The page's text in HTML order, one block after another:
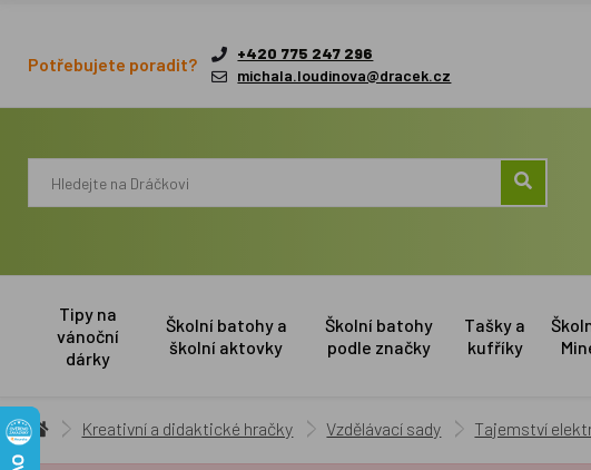
Potřebujete poradit?
+420 775 247 296
michala.loudinova@dracek.cz
Tipy na
vánoční
dárky
Školní batohy a
školní aktovky
Školní batohy
podle značky
Tašky a
kufříky
Kreativní a didaktické hračky Vzdělávací sady Tajemství